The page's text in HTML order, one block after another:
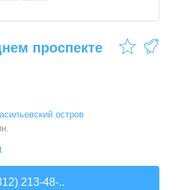
проспекте
остров
213-48-..